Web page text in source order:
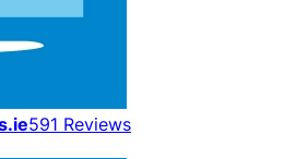
591 Reviews